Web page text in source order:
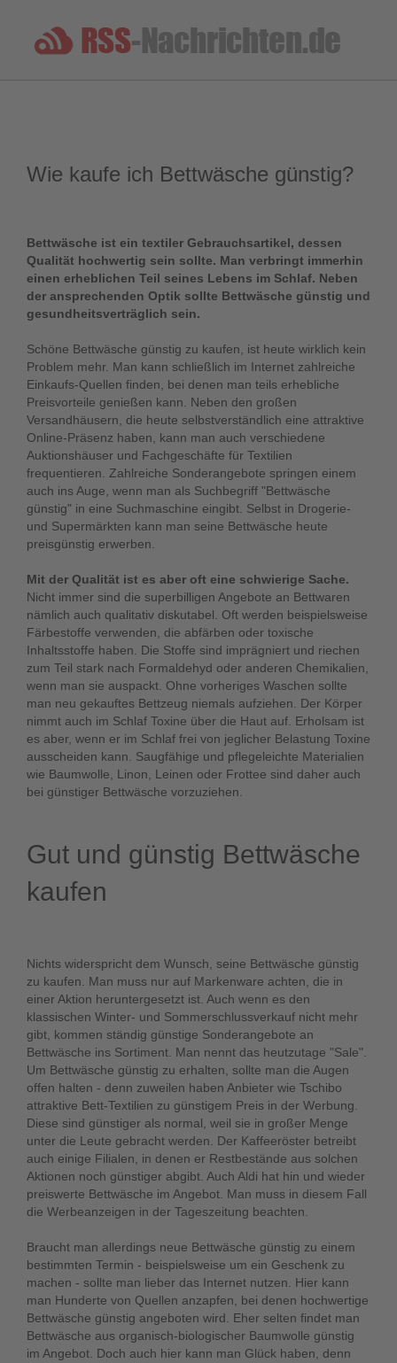
Wie kaufe ich Bettwäsche günstig?
Bettwäsche ist ein textiler Gebrauchsartikel, dessen
Qualität hochwertig sein sollte. Man verbringt immerhin
einen erheblichen Teil seines Lebens im Schlaf. Neben
der ansprechenden Optik sollte Bettwäsche günstig und
gesundheitsverträglich sein.
Schöne Bettwäsche günstig zu kaufen, ist heute wirklich kein
Problem mehr. Man kann schließlich im Internet zahlreiche
Einkaufs-Quellen finden, bei denen man teils erhebliche
Preisvorteile genießen kann. Neben den großen
Versandhäusern, die heute selbstverständlich eine attraktive
Online-Präsenz haben, kann man auch verschiedene
Auktionshäuser und Fachgeschäfte für Textilien
frequentieren. Zahlreiche Sonderangebote springen einem
auch ins Auge, wenn man als Suchbegriff "Bettwäsche
günstig" in eine Suchmaschine eingibt. Selbst in Drogerie-
und Supermärkten kann man seine Bettwäsche heute
preisgünstig erwerben.
Mit der Qualität ist es aber oft eine schwierige Sache.
Nicht immer sind die superbilligen Angebote an Bettwaren
nämlich auch qualitativ diskutabel. Oft werden beispielsweise
Färbestoffe verwenden, die abfärben oder toxische
Inhaltsstoffe haben. Die Stoffe sind imprägniert und riechen
zum Teil stark nach Formaldehyd oder anderen Chemikalien,
wenn man sie auspackt. Ohne vorheriges Waschen sollte
man neu gekauftes Bettzeug niemals aufziehen. Der Körper
nimmt auch im Schlaf Toxine über die Haut auf. Erholsam ist
es aber, wenn er im Schlaf frei von jeglicher Belastung Toxine
ausscheiden kann. Saugfähige und pflegeleichte Materialien
wie Baumwolle, Linon, Leinen oder Frottee sind daher auch
bei günstiger Bettwäsche vorzuziehen.
Gut und günstig Bettwäsche
kaufen
Nichts widerspricht dem Wunsch, seine Bettwäsche günstig
zu kaufen. Man muss nur auf Markenware achten, die in
einer Aktion heruntergesetzt ist. Auch wenn es den
klassischen Winter- und Sommerschlussverkauf nicht mehr
gibt, kommen ständig günstige Sonderangebote an
Bettwäsche ins Sortiment. Man nennt das heutzutage "Sale".
Um Bettwäsche günstig zu erhalten, sollte man die Augen
offen halten - denn zuweilen haben Anbieter wie Tschibo
attraktive Bett-Textilien zu günstigem Preis in der Werbung.
Diese sind günstiger als normal, weil sie in großer Menge
unter die Leute gebracht werden. Der Kaffeeröster betreibt
auch einige Filialen, in denen er Restbestände aus solchen
Aktionen noch günstiger abgibt. Auch Aldi hat hin und wieder
preiswerte Bettwäsche im Angebot. Man muss in diesem Fall
die Werbeanzeigen in der Tageszeitung beachten.
Braucht man allerdings neue Bettwäsche günstig zu einem
bestimmten Termin - beispielsweise um ein Geschenk zu
machen - sollte man lieber das Internet nutzen. Hier kann
man Hunderte von Quellen anzapfen, bei denen hochwertige
Bettwäsche günstig angeboten wird. Eher selten findet man
Bettwäsche aus organisch-biologischer Baumwolle günstig
im Angebot. Doch auch hier kann man Glück haben, denn